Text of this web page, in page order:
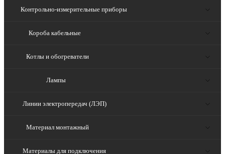
Контрольно-измерительные приборы
Короба кабельные
Котлы и обогреватели
Лампы
Линии электропередач (ЛЭП)
Материал монтажный
Материалы для подключения